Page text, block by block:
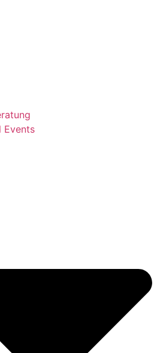
Events